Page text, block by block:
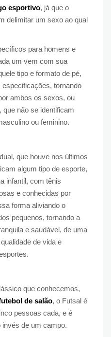
esportivo, já que o
delimitar um sexo ao qual
para homens e
um vem com sua
tipo e formato de pé,
tornando
ambos os sexos, ou
que não se identificam
ou feminino.
que houve nos últimos
algum tipo de esporte,
infantil, com tênis
e conhecidas por
forma aliviando o
pequenos, tornando a
e saudável, de uma
de vida e
que conhecemos,
de salão, o Futsal é
pessoas cada, e é
invés de um campo.